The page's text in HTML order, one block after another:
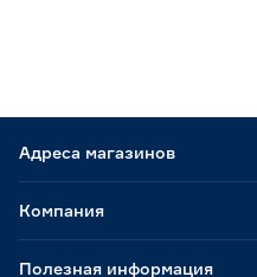
Адреса магазинов
Компания
Полезная информация